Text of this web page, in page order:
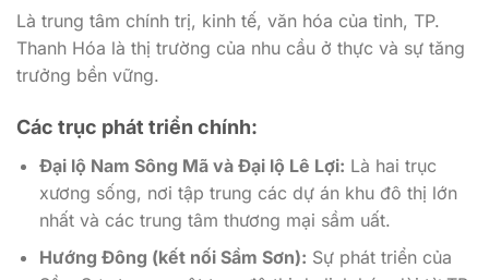
Là trung tâm chính trị, kinh tế, văn hóa của tỉnh, TP.
Thanh Hóa là thị trường của nhu cầu ở thực và sự tăng
trưởng bền vững.
Các trục phát triển chính:
Đại lộ Nam Sông Mã và Đại lộ Lê Lợi: Là hai trục
xương sống, nơi tập trung các dự án khu đô thị lớn
nhất và các trung tâm thương mại sầm uất.
Hướng Đông (kết nối Sầm Sơn): Sự phát triển của